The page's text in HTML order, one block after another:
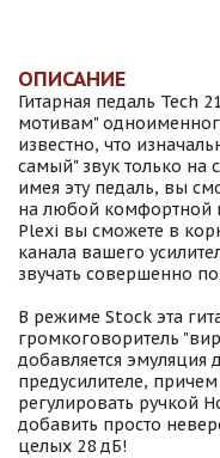
ОПИСАНИЕ
Гитарная педаль Tech
мотивам"
известно, что
самый" звук только
имея эту педаль, вы
на любой комфортной
Plexi вы сможете в
канала вашего
звучать совершенно
В режиме Stock эта
громкоговоритель
добавляется эмуляция
предусилителе,
регулировать ручкой
добавить просто
целых 28 дБ!